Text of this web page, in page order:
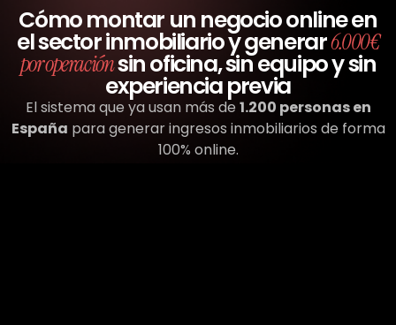
Cómo montar un negocio online en
el sector inmobiliario y generar6.000€
por operaciónsin oficina, sin equipo y sin
experiencia previa
El sistema que ya usan más de 1.200 personas en
España para generar ingresos inmobiliarios de forma
100% online.